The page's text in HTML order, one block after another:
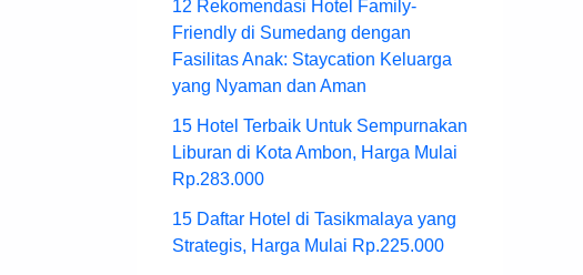
12 Rekomendasi Hotel Family-
Friendly di Sumedang dengan
Fasilitas Anak: Staycation Keluarga
yang Nyaman dan Aman
15 Hotel Terbaik Untuk Sempurnakan
Liburan di Kota Ambon, Harga Mulai
Rp.283.000
15 Daftar Hotel di Tasikmalaya yang
Strategis, Harga Mulai Rp.225.000